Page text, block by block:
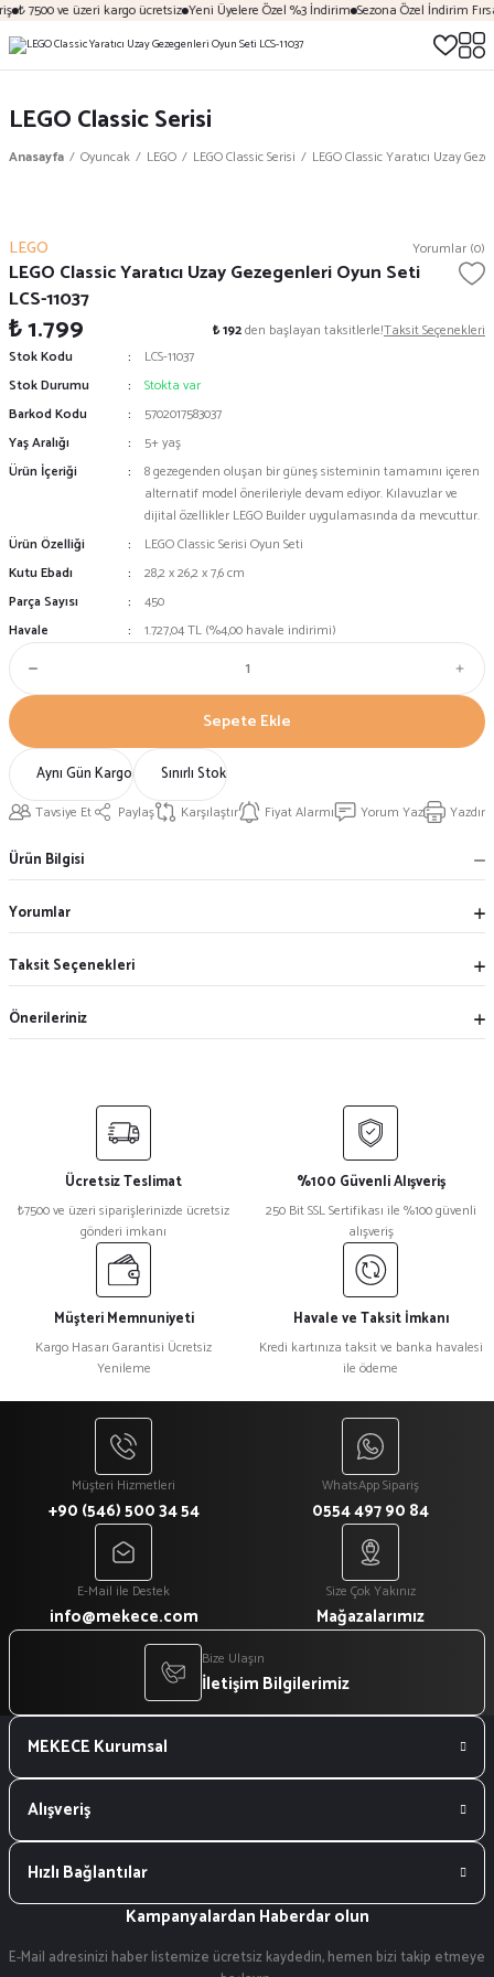
₺ 7500 ve üzeri kargo ücretsiz Yeni Üyelere Özel %3 İndirim Sezona Özel İndirim
LEGO Classic Serisi
Anasayfa Oyuncak LEGO LEGO Classic Serisi LEGO Classic Yaratıcı Uzay
LEGO Yorumlar (0)
LEGO Classic Yaratıcı Uzay Gezegenleri Oyun Seti
LCS-11037
₺ 1.799 ₺ 192den başlayan taksitlerle!Taksit Seçenekleri
Stok Kodu
LCS-11037
Stok Durumu
Stokta var
Barkod Kodu
5702017583037
Yaş Aralığı
5+ yaş
Ürün İçeriği
8 gezegenden oluşan bir güneş sisteminin tamamını içeren
alternatif model önerileriyle devam ediyor. Kılavuzlar ve
dijital özellikler LEGO Builder uygulamasında da mevcuttur.
Ürün Özelliği
LEGO Classic Serisi Oyun Seti
Kutu Ebadı
28,2 x 26,2 x 7,6 cm
Parça Sayısı
450
Havale
1.727,04 TL (%4,00 havale indirimi)
Sepete Ekle
Aynı Gün Kargo Sınırlı Stok
Tavsiye Et Paylaş Karşılaştır Fiyat Alarmı Yorum Yaz Yazdır
Ürün Bilgisi
Yorumlar
Taksit Seçenekleri
Önerileriniz
Ücretsiz Teslimat
₺7500 ve üzeri siparişlerinizde ücretsiz
gönderi imkanı
%100 Güvenli Alışveriş
250 Bit SSL Sertifikası ile %100 güvenli
alışveriş
Müşteri Memnuniyeti
Kargo Hasarı Garantisi Ücretsiz
Yenileme
Havale ve Taksit İmkanı
Kredi kartınıza taksit ve banka havalesi
ile ödeme
Müşteri Hizmetleri
+90 (546) 500 34 54
WhatsApp Sipariş
0554 497 90 84
E-Mail ile Destek
info@mekece.com
Size Çok Yakınız
Mağazalarımız
Bize Ulaşın
İletişim Bilgilerimiz
MEKECE Kurumsal
Alışveriş
Hızlı Bağlantılar
Kampanyalardan Haberdar olun
E-Mail adresinizi haber listemize ücretsiz kaydedin, hemen bizi takip etmeye